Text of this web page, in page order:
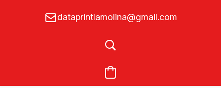
dataprintlamolina@gmail.com